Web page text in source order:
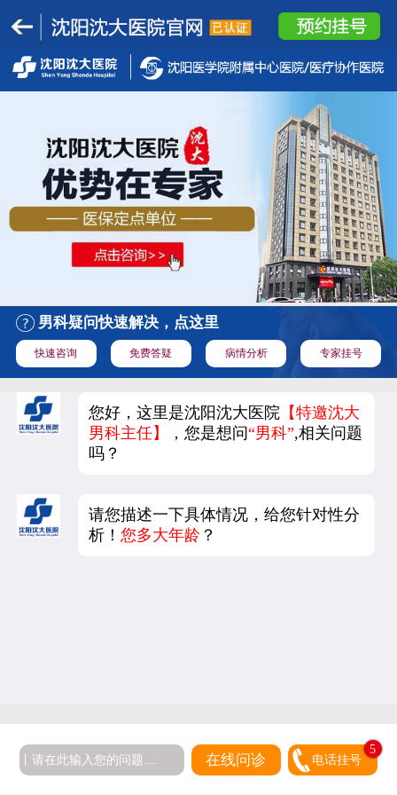
男科疑问快速解决，点这里
快速咨询 免费答疑 病情分析 专家挂号
您好，这里是沈阳沈大医院 【特邀沈大
男科主任】
，您是想问“男科” ,相关问题
吗？
请您描述一下具体情况，给您针对性分
析！您多大年龄 ？
在线问诊 电话挂号
5